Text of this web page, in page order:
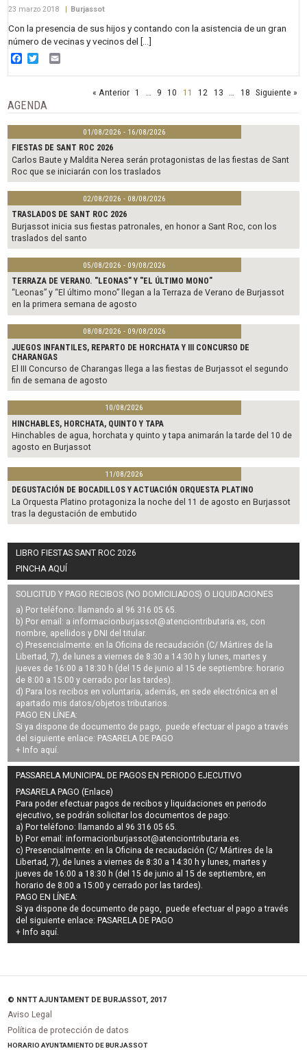
23 marzo 2018 | Burjassot
Con la presencia de sus hijos y contando con la asistencia de un gran
número de vecinas y vecinos del […]
Facebook
Twitter
« Anterior 1 9 10 11 12 13 18 Siguiente »
AGENDA
01/08/2026 - 16/08/2026
FIESTAS DE SANT ROC 2026
Carlos Baute y Maldita Nerea serán protagonistas de las fiestas de Sant
Roc que se iniciarán con los traslados
02/08/2026 - 08/08/2026
TRASLADOS DE SANT ROC 2026
Burjassot inicia sus fiestas patronales, en honor a Sant Roc, con los
traslados del santo
05/08/2026 - 09/08/2026
TERRAZA DE VERANO. "LEONAS" Y "EL ÚLTIMO MONO"
“Leonas” y “El último mono” llegan a la Terraza de Verano de Burjassot
en la primera semana de agosto
08/08/2026 - 09/08/2026
JUEGOS INFANTILES, REPARTO DE HORCHATA Y III CONCURSO DE
CHARANGAS
El III Concurso de Charangas llega a las fiestas de Burjassot el segundo
fin de semana de agosto
10/08/2026
HINCHABLES, HORCHATA, QUINTO Y TAPA
Hinchables de agua, horchata y quinto y tapa animarán la tarde del 10 de
agosto en Burjassot
11/08/2026
DEGUSTACIÓN DE BOCADILLOS Y ACTUACIÓN ORQUESTA PLATINO
La Orquesta Platino protagoniza la noche del 11 de agosto en Burjassot
tras la degustación de embutido
LIBRO FIESTAS SANT ROC 2026
PINCHA AQUÍ
SOLICITUD Y PAGO RECIBOS (NO DOMICILIADOS) O LIQUIDACIONES
a) Por teléfono: llamando al 96 316 05 65.
b) Por email: a informacionburjassot@atenciontributaria.es, con
nombre, apellidos y DNI del titular.
c) Presencialmente: en la Oficina de recaudación (C/ Mártires de la
Libertad, 7), de lunes a viernes de 8:30 a 14:30 h y lunes, martes y
jueves de 16:00 a 18:30 h (del 15 de junio al 15 de septiembre: horario
de 8:00 a 15:00 y cerrado por las tardes).
d) Para los recibos en voluntaria, además, en sede electrónica en el
apartado mis datos/objetos tributarios.
PAGO EN LÍNEA:
Si ya dispone de documento de pago, puede efectuar el pago a través
del siguiente enlace: PASARELA DE PAGO
+ Info aquí.
PASSARELA MUNICIPAL DE PAGOS EN PERIODO EJECUTIVO
PASARELA PAGO (Enlace)
Para poder efectuar pagos derecibos y liquidaciones en periodo
ejecutivo, se podrán solicitar los documentos de pago:
a) Por teléfono: llamando al 96 316 05 65.
b) Por email:informacionburjassot@atenciontributaria.es.
c) Presencialmente: en la Oficina de recaudación (C/ Mártires de la
Libertad, 7), de lunes a viernes de 8:30 a 14:30 h y lunes, martes y
jueves de 16:00 a 18:30 h (del 15 de junio al 15 de septiembre, en
horario de 8:00 a 15:00 y cerrado por las tardes).
PAGO EN LÍNEA:
Si ya dispone de documento de pago, puede efectuar el pago a través
del siguiente enlace:PASARELA DE PAGO
+ Info aquí.
© NNTT AJUNTAMENT DE BURJASSOT, 2017
Aviso Legal
Política de protección de datos
HORARIO AYUNTAMIENTO DE BURJASSOT